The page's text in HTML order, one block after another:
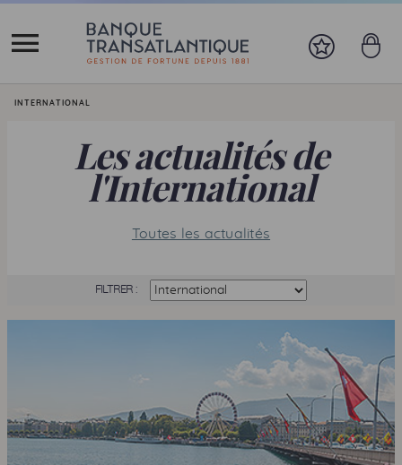
Vous êtes ici:
INTERNATIONAL
Les actualités de
l'International
Toutes les actualités
FILTRER :